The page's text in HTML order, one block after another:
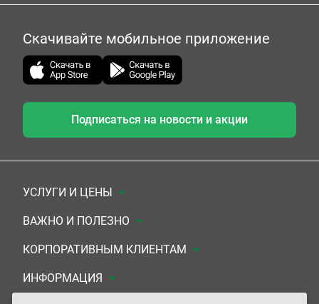
Скачивайте мобильное приложение
Подписаться на новости и акции
УСЛУГИ И ЦЕНЫ
Анализы
Комплексы
УЗИ
ВАЖНО И ПОЛЕЗНО
Документы для заключения договора
Система скидок
КОРПОРАТИВНЫМ КЛИЕНТАМ
Медицинским организациям
ИНФОРМАЦИЯ